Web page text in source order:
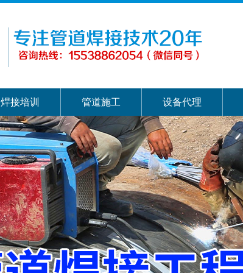
焊接培训 管道施工 设备代理